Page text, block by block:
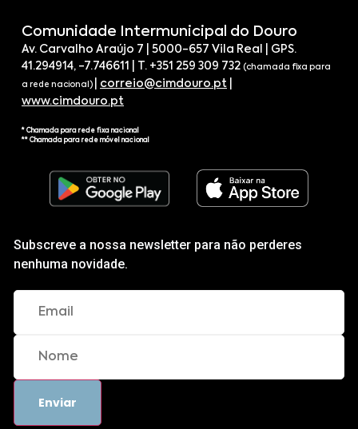
Comunidade Intermunicipal do Douro
Av. Carvalho Araújo 7 | 5000-657 Vila Real | GPS.
41.294914, -7.746611 | T. +351 259 309 732 (chamada fixa para
a rede nacional) correio@cimdouro.pt
www.cimdouro.pt
* Chamada para rede fixa nacional
** Chamada para rede móvel nacional
Subscreve a nossa newsletter para não perderes
nenhuma novidade.